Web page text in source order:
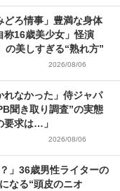
どろ情事」豊満な身体
16歳美少女」怪演
の美しすぎる“熟れ方”
2026/08/06
れなかった」侍ジャパ
聞き取り調査”の実態
要求は…」
2026/08/06
」36歳男性ライターの
なる“頭皮のニオ